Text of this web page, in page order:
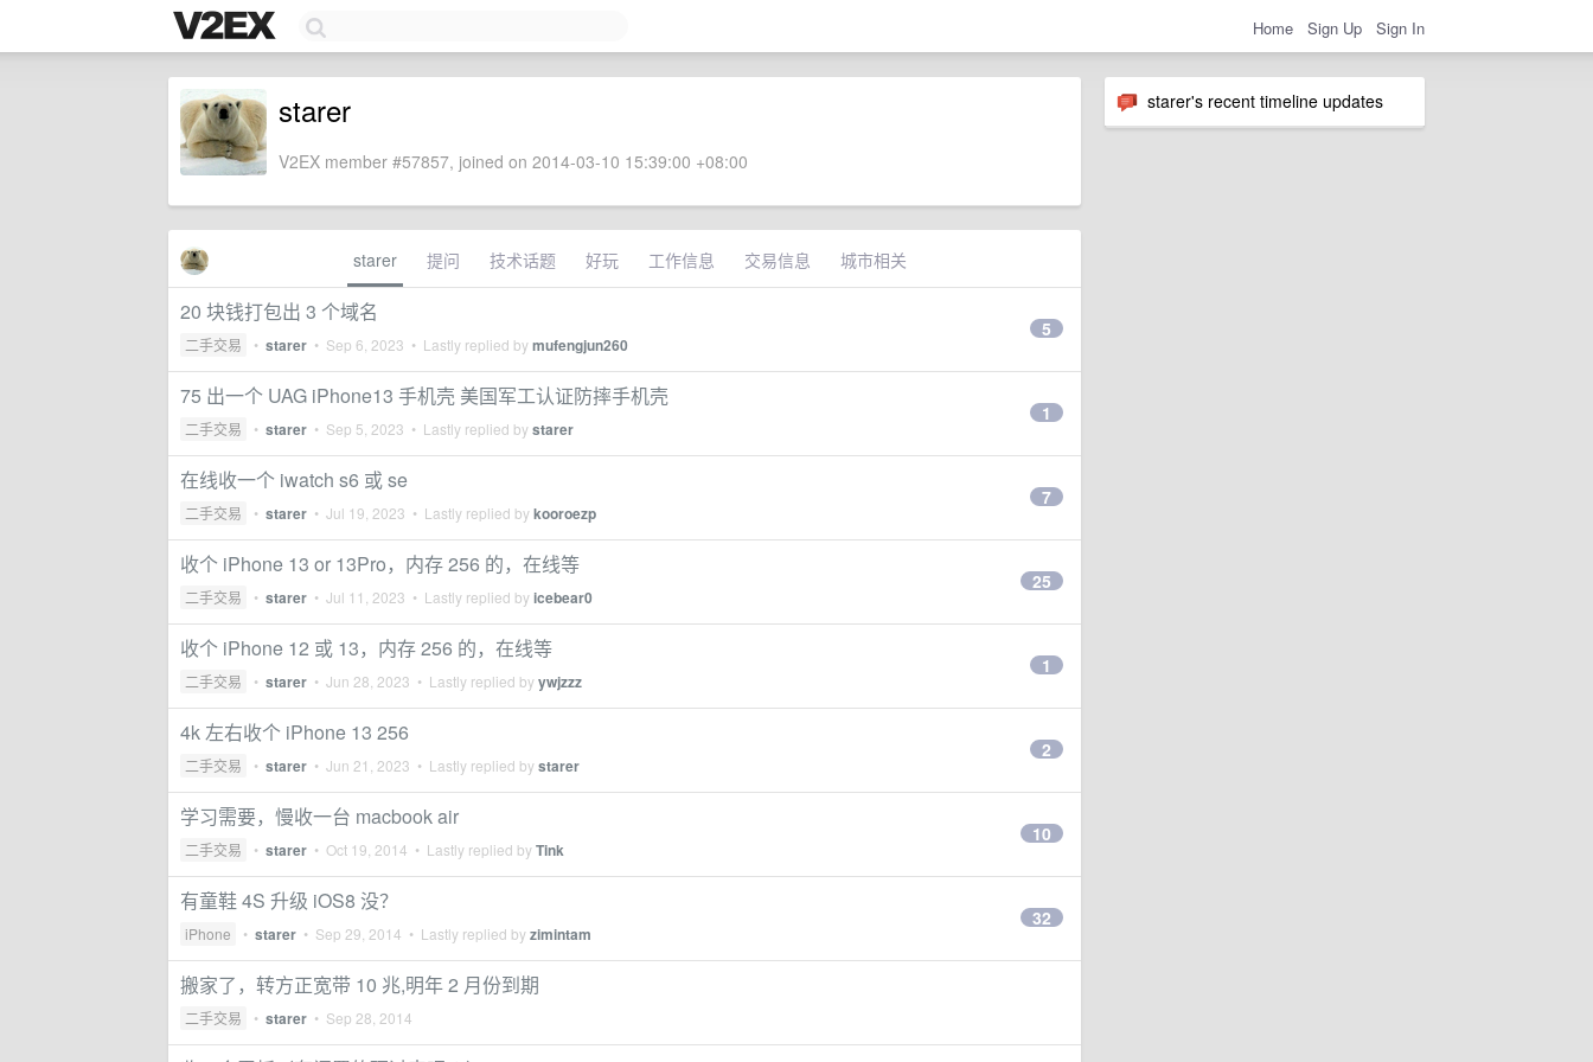
Home Sign Up Sign In
starer's recent timeline updates
starer
V2EX member #57857, joined on 2014-03-10 15:39:00 +08:00
starer 提问 技术话题 好玩 工作信息 交易信息 城市相关
20 块钱打包出 3 个域名
二手交易 • starer • Sep 6, 2023 • Lastly replied bymufengjun260
5
75 出一个 UAG iPhone13 手机壳 美国军工认证防摔手机壳
二手交易 • starer • Sep 5, 2023 • Lastly replied bystarer
1
在线收一个 iwatch s6 或 se
二手交易 • starer • Jul 19, 2023 • Lastly replied bykooroezp
7
收个 iPhone 13 or 13Pro，内存 256 的，在线等
二手交易 • starer • Jul 11, 2023 • Lastly replied byicebear0
25
收个 iPhone 12 或 13，内存 256 的，在线等
二手交易 • starer • Jun 28, 2023 • Lastly replied byywjzzz
1
4k 左右收个 iPhone 13 256
二手交易 • starer • Jun 21, 2023 • Lastly replied bystarer
2
学习需要，慢收一台 macbook air
二手交易 • starer • Oct 19, 2014 • Lastly replied byTink
10
有童鞋 4S 升级 iOS8 没？
iPhone • starer • Sep 29, 2014 • Lastly replied byzimintam
32
搬家了，转方正宽带 10 兆,明年 2 月份到期
二手交易 • starer • Sep 28, 2014